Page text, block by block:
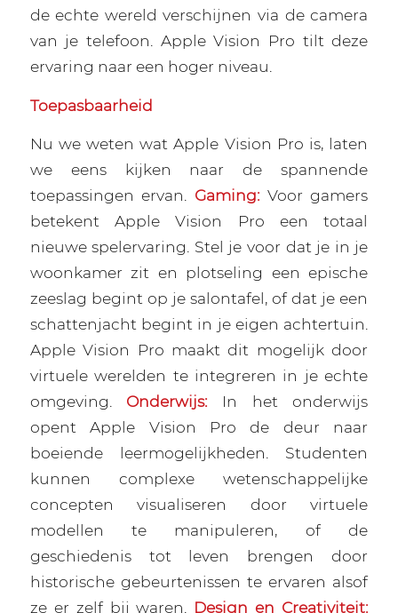
de echte wereld verschijnen via de camera
van je telefoon. Apple Vision Pro tilt deze
ervaring naar een hoger niveau.
Toepasbaarheid
Nu we weten wat Apple Vision Pro is, laten
we eens kijken naar de spannende
toepassingen ervan. Gaming: Voor gamers
betekent Apple Vision Pro een totaal
nieuwe spelervaring. Stel je voor dat je in je
woonkamer zit en plotseling een epische
zeeslag begint op je salontafel, of dat je een
schattenjacht begint in je eigen achtertuin.
Apple Vision Pro maakt dit mogelijk door
virtuele werelden te integreren in je echte
omgeving. Onderwijs: In het onderwijs
opent Apple Vision Pro de deur naar
boeiende leermogelijkheden. Studenten
kunnen complexe wetenschappelijke
concepten visualiseren door virtuele
modellen te manipuleren, of de
geschiedenis tot leven brengen door
historische gebeurtenissen te ervaren alsof
ze er zelf bij waren. Design en Creativiteit: